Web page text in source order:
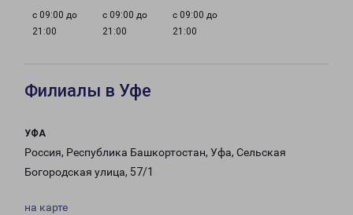
с 09:00 до
21:00
с 09:00 до
21:00
с 09:00 до
21:00
Филиалы в Уфе
УФА
Россия, Республика Башкортостан, Уфа, Сельская
Богородская улица, 57/1
на карте